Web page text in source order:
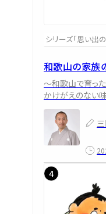
シリーズ「思い出
和歌山の家族
～和歌山で育っ
かけがえのない